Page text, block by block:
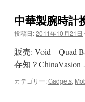
中華製腕時計
投稿日:2011年10月21日
販売: Void – Quad
存知？
カテゴリー:Gadgets,